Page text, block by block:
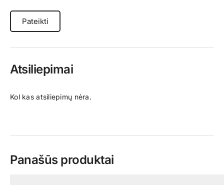
Atsiliepimai
Kol kas atsiliepimų nėra.
Panašūs produktai